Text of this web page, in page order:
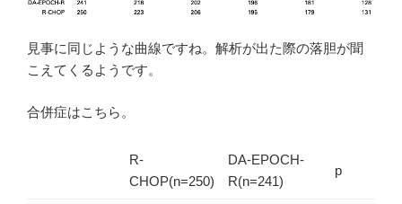
見事に同じような曲線ですね。解析が出た際の落胆が聞
こえてくるようです。
合併症はこちら。
R-
CHOP(n=250)
DA-EPOCH-
R(n=241)
p